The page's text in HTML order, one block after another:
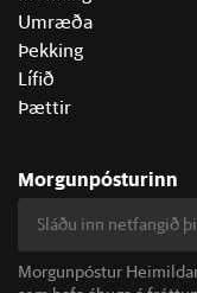
Umræða
Þekking
Lífið
Þættir
Morgunpósturinn
Morgunpóstur